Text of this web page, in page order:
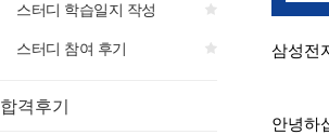
스터디 학습일지 작성
스터디 참여 후기
합격후기
삼성전
안녕하